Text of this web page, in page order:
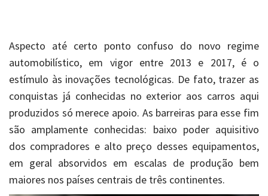
Aspecto até certo ponto confuso do novo regime
automobilístico, em vigor entre 2013 e 2017, é o
estímulo às inovações tecnológicas. De fato, trazer as
conquistas já conhecidas no exterior aos carros aqui
produzidos só merece apoio. As barreiras para esse fim
são amplamente conhecidas: baixo poder aquisitivo
dos compradores e alto preço desses equipamentos,
em geral absorvidos em escalas de produção bem
maiores nos países centrais de três continentes.